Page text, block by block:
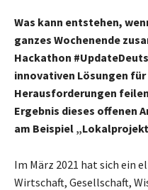
Was kann entstehen,
ganzes Wochenende
Hackathon
innovativen Lösungen
Herausforderungen
Ergebnis dieses offenen
am Beispiel
Im März 2021 hat sich ein
Wirtschaft, Gesellschaft,